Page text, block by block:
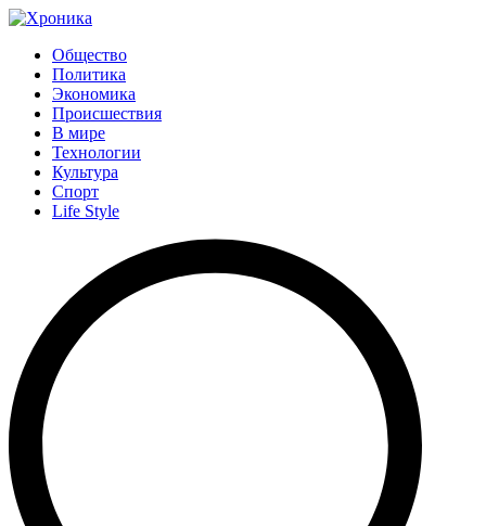
Общество
Политика
Экономика
Происшествия
В мире
Технологии
Культура
Спорт
Life Style